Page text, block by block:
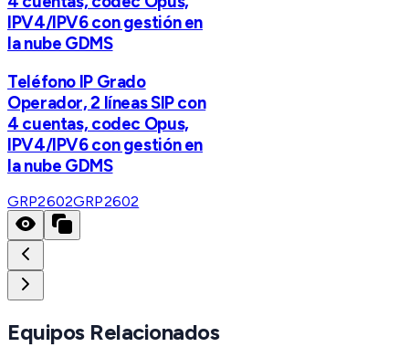
IPV4/IPV6 con gestión en
la nube GDMS
Teléfono IP Grado
Operador, 2 líneas SIP con
4 cuentas, codec Opus,
IPV4/IPV6 con gestión en
la nube GDMS
GRP2602GRP2602
Equipos Relacionados